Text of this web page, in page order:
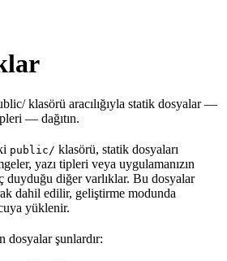
klasörü aracılığıyla statik dosyalar —
— dağıtın.
public/ klasörü, statik dosyaları
yazı tipleri veya uygulamanızın
duyduğu diğer varlıklar. Bu dosyalar
dahil edilir, geliştirme modunda
yüklenir.
dosyalar şunlardır: